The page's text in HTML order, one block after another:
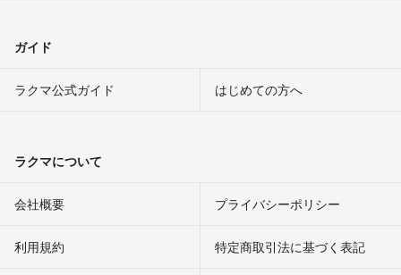
ガイド
ラクマ公式ガイド はじめての方へ
ラクマについて
会社概要 プライバシーポリシー
利用規約 特定商取引法に基づく表記